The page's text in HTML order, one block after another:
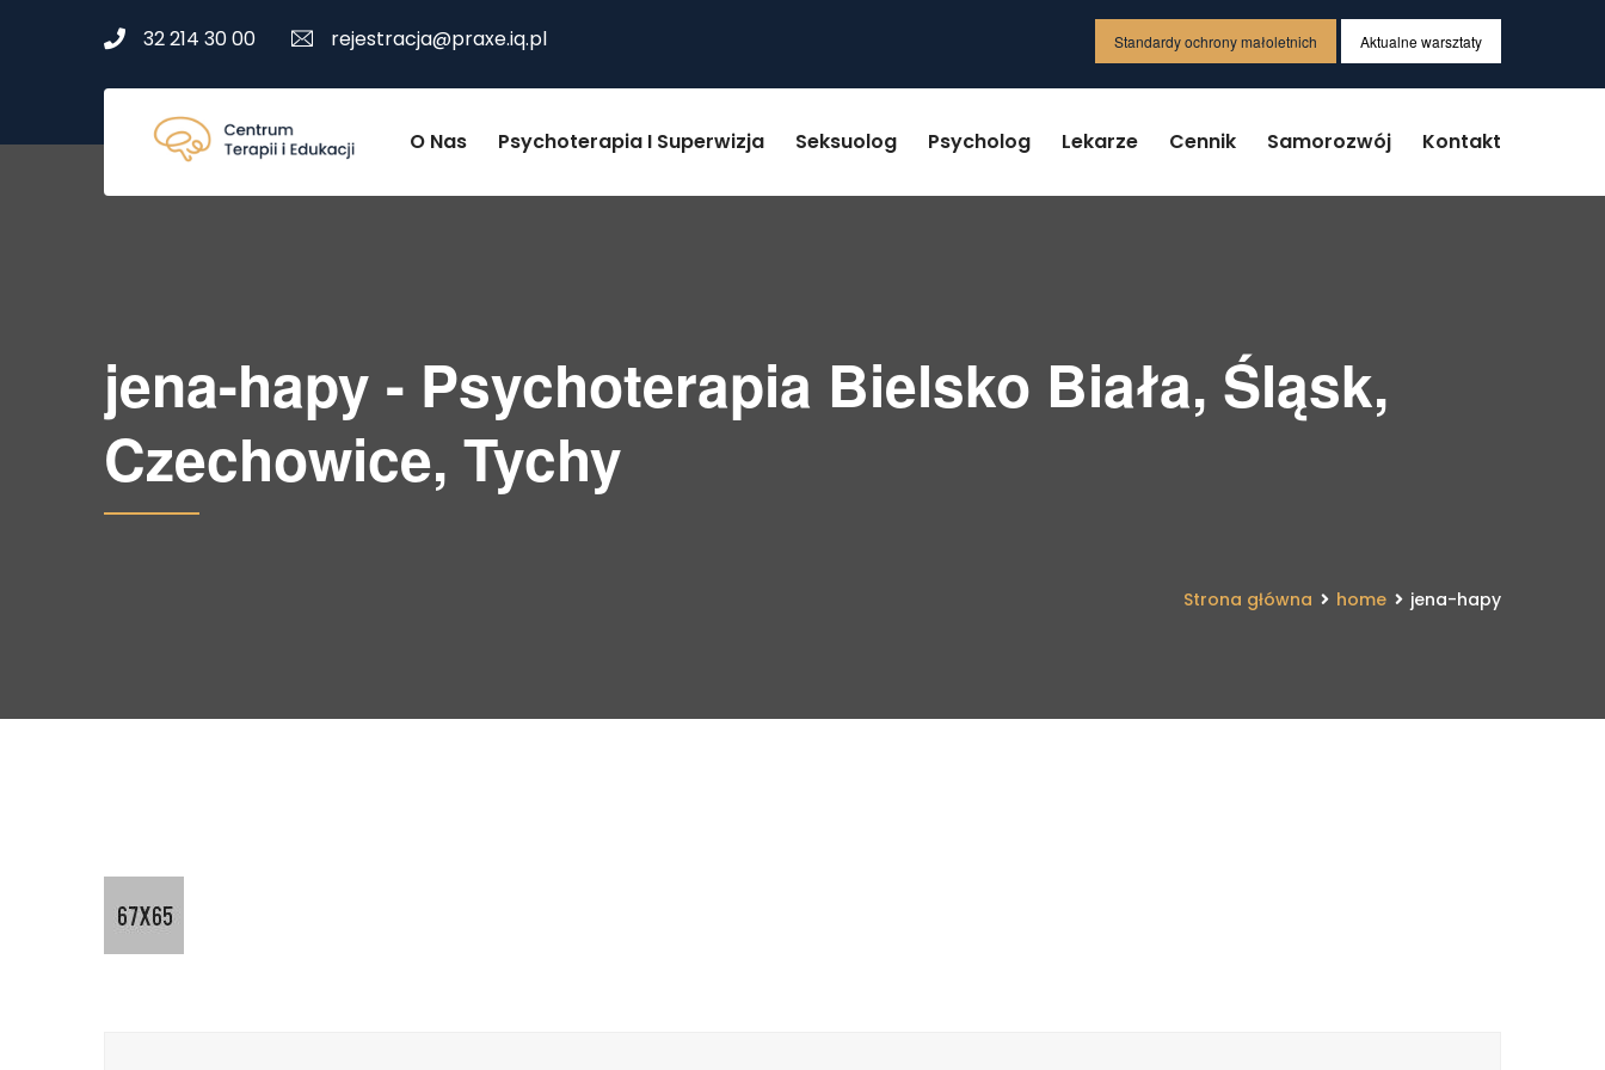
32 214 30 00 rejestracja@praxe.iq.pl Standardy ochrony małoletnich Aktualne warsztaty
O Nas Psychoterapia I Superwizja Seksuolog Psycholog Lekarze Cennik Samorozwój Kontakt
jena-hapy - Psychoterapia Bielsko Biała, Śląsk,
Czechowice, Tychy
Strona główna home jena-hapy